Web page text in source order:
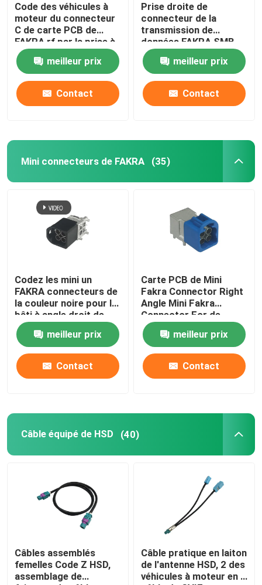
Code des véhicules à
moteur du connecteur
C de carte PCB de
FAKRA rf par la prise à
angle droit de trou
meilleur prix
Contact
Prise droite de
connecteur de la
transmission de
données FAKRA SMB
pour le bâti de panneau
de carte PCBmeilleur prix
Contact
Mini connecteurs de FAKRA (35)
Codez les mini un
FAKRA connecteurs de
la couleur noire pour le
bâti à angle droit de
carte PCB
meilleur prix
Contact
Carte PCB de Mini
Fakra Connector Right
Angle Mini Fakra
Connector For de
quadruple de 4 Pin
Code C meilleur prix
Contact
Câble équipé de HSD (40)
Câbles assemblés
femelles Code Z HSD,
assemblage de
Câble pratique en laiton
de l'antenne HSD, 2 des
véhicules à moteur en 1